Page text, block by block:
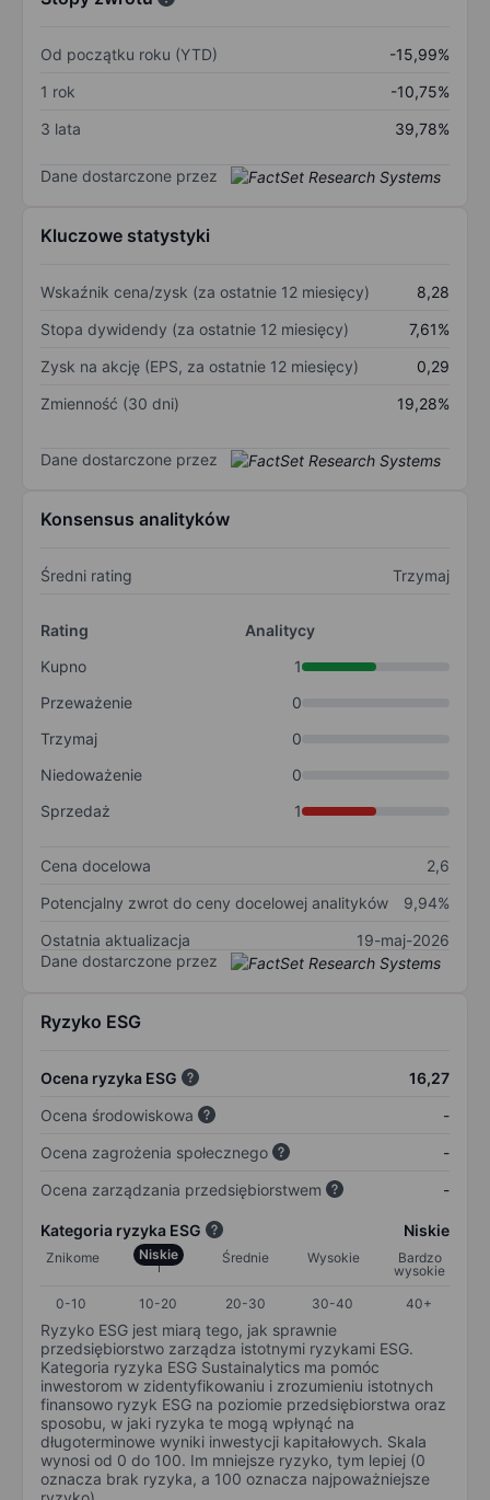
Od początku roku (YTD)
-15,99%
1 rok
-10,75%
3 lata
39,78%
Dane dostarczone przez
Kluczowe statystyki
Wskaźnik cena/zysk (za ostatnie 12 miesięcy)
8,28
Stopa dywidendy (za ostatnie 12 miesięcy)
7,61%
Zysk na akcję (EPS, za ostatnie 12 miesięcy)
0,29
Zmienność (30 dni)
19,28%
Dane dostarczone przez
Konsensus analityków
Średni rating Trzymaj
Rating
Analitycy
Kupno
1
Przeważenie
0
Trzymaj
0
Niedoważenie
0
Sprzedaż
1
Cena docelowa
2,6
Potencjalny zwrot do ceny docelowej analityków
9,94%
Ostatnia aktualizacja
19-maj-2026
Dane dostarczone przez
Ryzyko ESG
Ocena ryzyka ESG
16,27
Ocena środowiskowa
-
Ocena zagrożenia społecznego
-
Ocena zarządzania przedsiębiorstwem
-
Kategoria ryzyka ESG Niskie
Znikome Niskie Średnie Wysokie
Bardzo
wysokie
0-10
10-20 20-30 30-40 40+
Ryzyko ESG jest miarą tego, jak sprawnie
przedsiębiorstwo zarządza istotnymi ryzykami ESG.
Kategoria ryzyka ESG Sustainalytics ma pomóc
inwestorom w zidentyfikowaniu i zrozumieniu istotnych
finansowo ryzyk ESG na poziomie przedsiębiorstwa oraz
sposobu, w jaki ryzyka te mogą wpłynąć na
długoterminowe wyniki inwestycji kapitałowych. Skala
wynosi od 0 do 100. Im mniejsze ryzyko, tym lepiej (0
oznacza brak ryzyka, a 100 oznacza najpoważniejsze